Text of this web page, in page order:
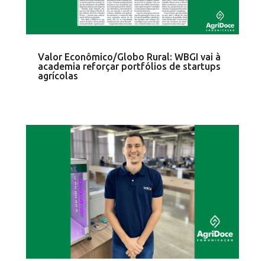
Valor Econômico/Globo Rural: WBGI vai à
academia reforçar portfólios de startups
agrícolas